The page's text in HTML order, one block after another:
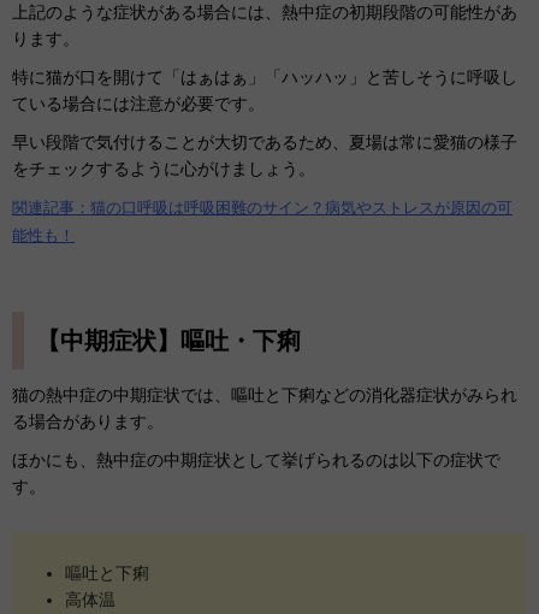
上記のような症状がある場合には、熱中症の初期段階の可能性があ
ります。
特に猫が口を開けて「はぁはぁ」「ハッハッ」と苦しそうに呼吸し
ている場合には注意が必要です。
早い段階で気付けることが大切であるため、夏場は常に愛猫の様子
をチェックするように心がけましょう。
関連記事：猫の口呼吸は呼吸困難のサイン？病気やストレスが原因の可
能性も！
【中期症状】嘔吐・下痢
猫の熱中症の中期症状では、嘔吐と下痢などの消化器症状がみられ
る場合があります。
ほかにも、熱中症の中期症状として挙げられるのは以下の症状で
す。
嘔吐と下痢
高体温